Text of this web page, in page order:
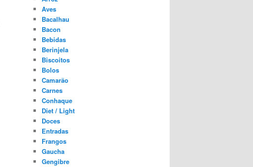
Aves
Bacalhau
Bacon
Bebidas
Berinjela
Biscoitos
Bolos
Camarão
Carnes
Conhaque
Diet / Light
Doces
Entradas
Frangos
Gaucha
Gengibre